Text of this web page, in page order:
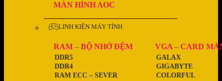
MÀN HÌNH AOC
LINH KIỆN MÁY TÍNH
RAM – BỘ NHỚ ĐỆM
RAM ECC – SEVER
DDR4
DDR5
VGA – CARD
COLORFUL
GIGABYTE
GALAX